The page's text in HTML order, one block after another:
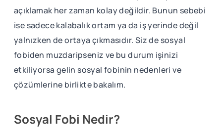
açıklamak her zaman kolay değildir. Bunun sebebi
ise sadece kalabalık ortam ya da iş yerinde değil
yalnızken de ortaya çıkmasıdır. Siz de sosyal
fobiden muzdaripseniz ve bu durum işinizi
etkiliyorsa gelin sosyal fobinin nedenleri ve
çözümlerine birlikte bakalım.
Sosyal Fobi Nedir?